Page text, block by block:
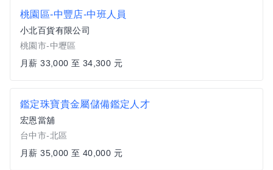
桃園區-中豐店-中班人員
小北百貨有限公司
桃園市-中壢區
月薪 33,000 至 34,300 元
鑑定珠寶貴金屬儲備鑑定人才
宏恩當舖
台中市-北區
月薪 35,000 至 40,000 元